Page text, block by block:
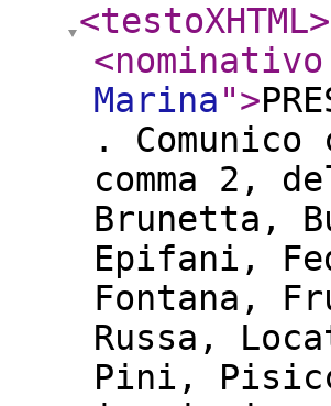
<testoXHTML>
<nominativo
Marina">
.
comma 2,
Brunetta,
Epifani,
Fontana,
Russa,
Pini,